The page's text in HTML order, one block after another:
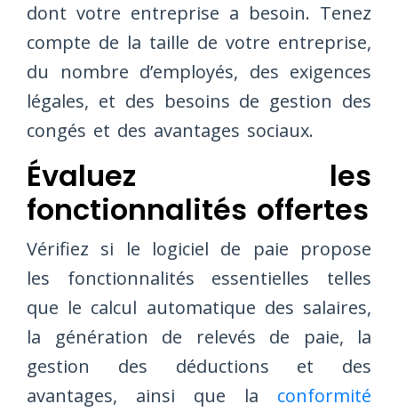
dont votre entreprise a besoin. Tenez
compte de la taille de votre entreprise,
du nombre d’employés, des exigences
légales, et des besoins de gestion des
congés et des avantages sociaux.
Évaluez les
fonctionnalités offertes
Vérifiez si le logiciel de paie propose
les fonctionnalités essentielles telles
que le calcul automatique des salaires,
la génération de relevés de paie, la
gestion des déductions et des
avantages, ainsi que la conformité